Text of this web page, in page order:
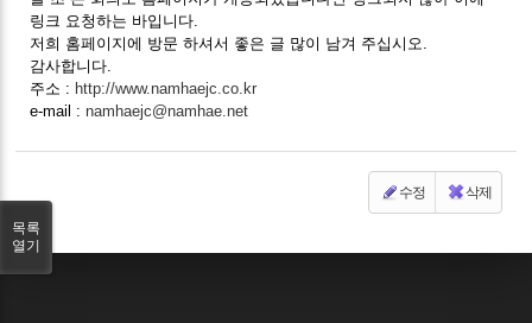
링크 요청하는 바입니다.
저희 홈페이지에 방문 하셔서 좋은 글 많이 남겨 주십시오.
감사합니다.
주소 : http://www.namhaejc.co.kr
e-mail :namhaejc@namhae.net
수정 삭제
목록
열기